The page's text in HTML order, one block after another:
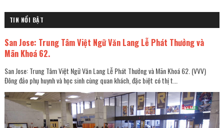
TIN NỔI BẬT
San Jose: Trung Tâm Việt Ngữ Văn Lang Lễ Phát Thưởng và
Mãn Khoá 62.
San Jose: Trung Tâm Việt Ngữ Văn Lang Lễ Phát Thưởng và Mãn Khoá 62. (VVV)
Đông đảo phụ huynh và học sinh cùng quan khách, đặc biệt có thị t...